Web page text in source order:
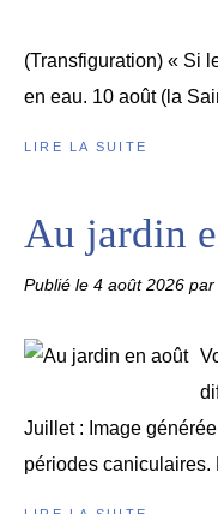
(Transfiguration) « Si
en eau. 10 août (la
LIRE LA SUITE
Au jardin
Publié le 4 août 2026 par
Juillet : Image
périodes caniculaires.